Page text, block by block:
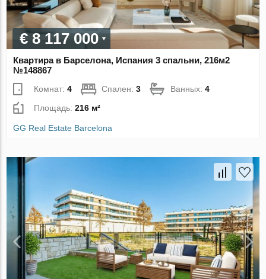
€ 8 117 000
Квартира в Барселона, Испания 3 спальни, 216м2
№148867
Комнат:4 Спален:3 Ванных:4
Площадь:216 м²
GG Real Estate Barcelona